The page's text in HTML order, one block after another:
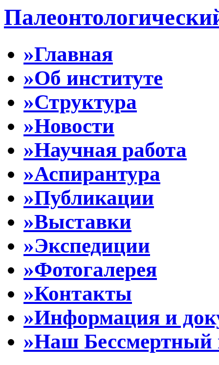
»Главная
»Об институте
»Структура
»Новости
»Научная работа
»Аспирантура
»Публикации
»Выставки
»Экспедиции
»Фотогалерея
»Контакты
»Информация и
»Наш Бессмертный